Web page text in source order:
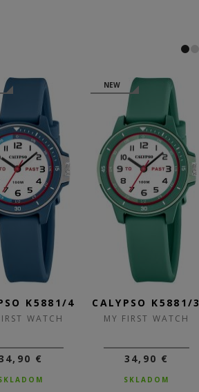
K5881/4
WATCH
€
NEW
CALYPSO K5881/3
MY FIRST WATCH
34,90 €
SKLADOM